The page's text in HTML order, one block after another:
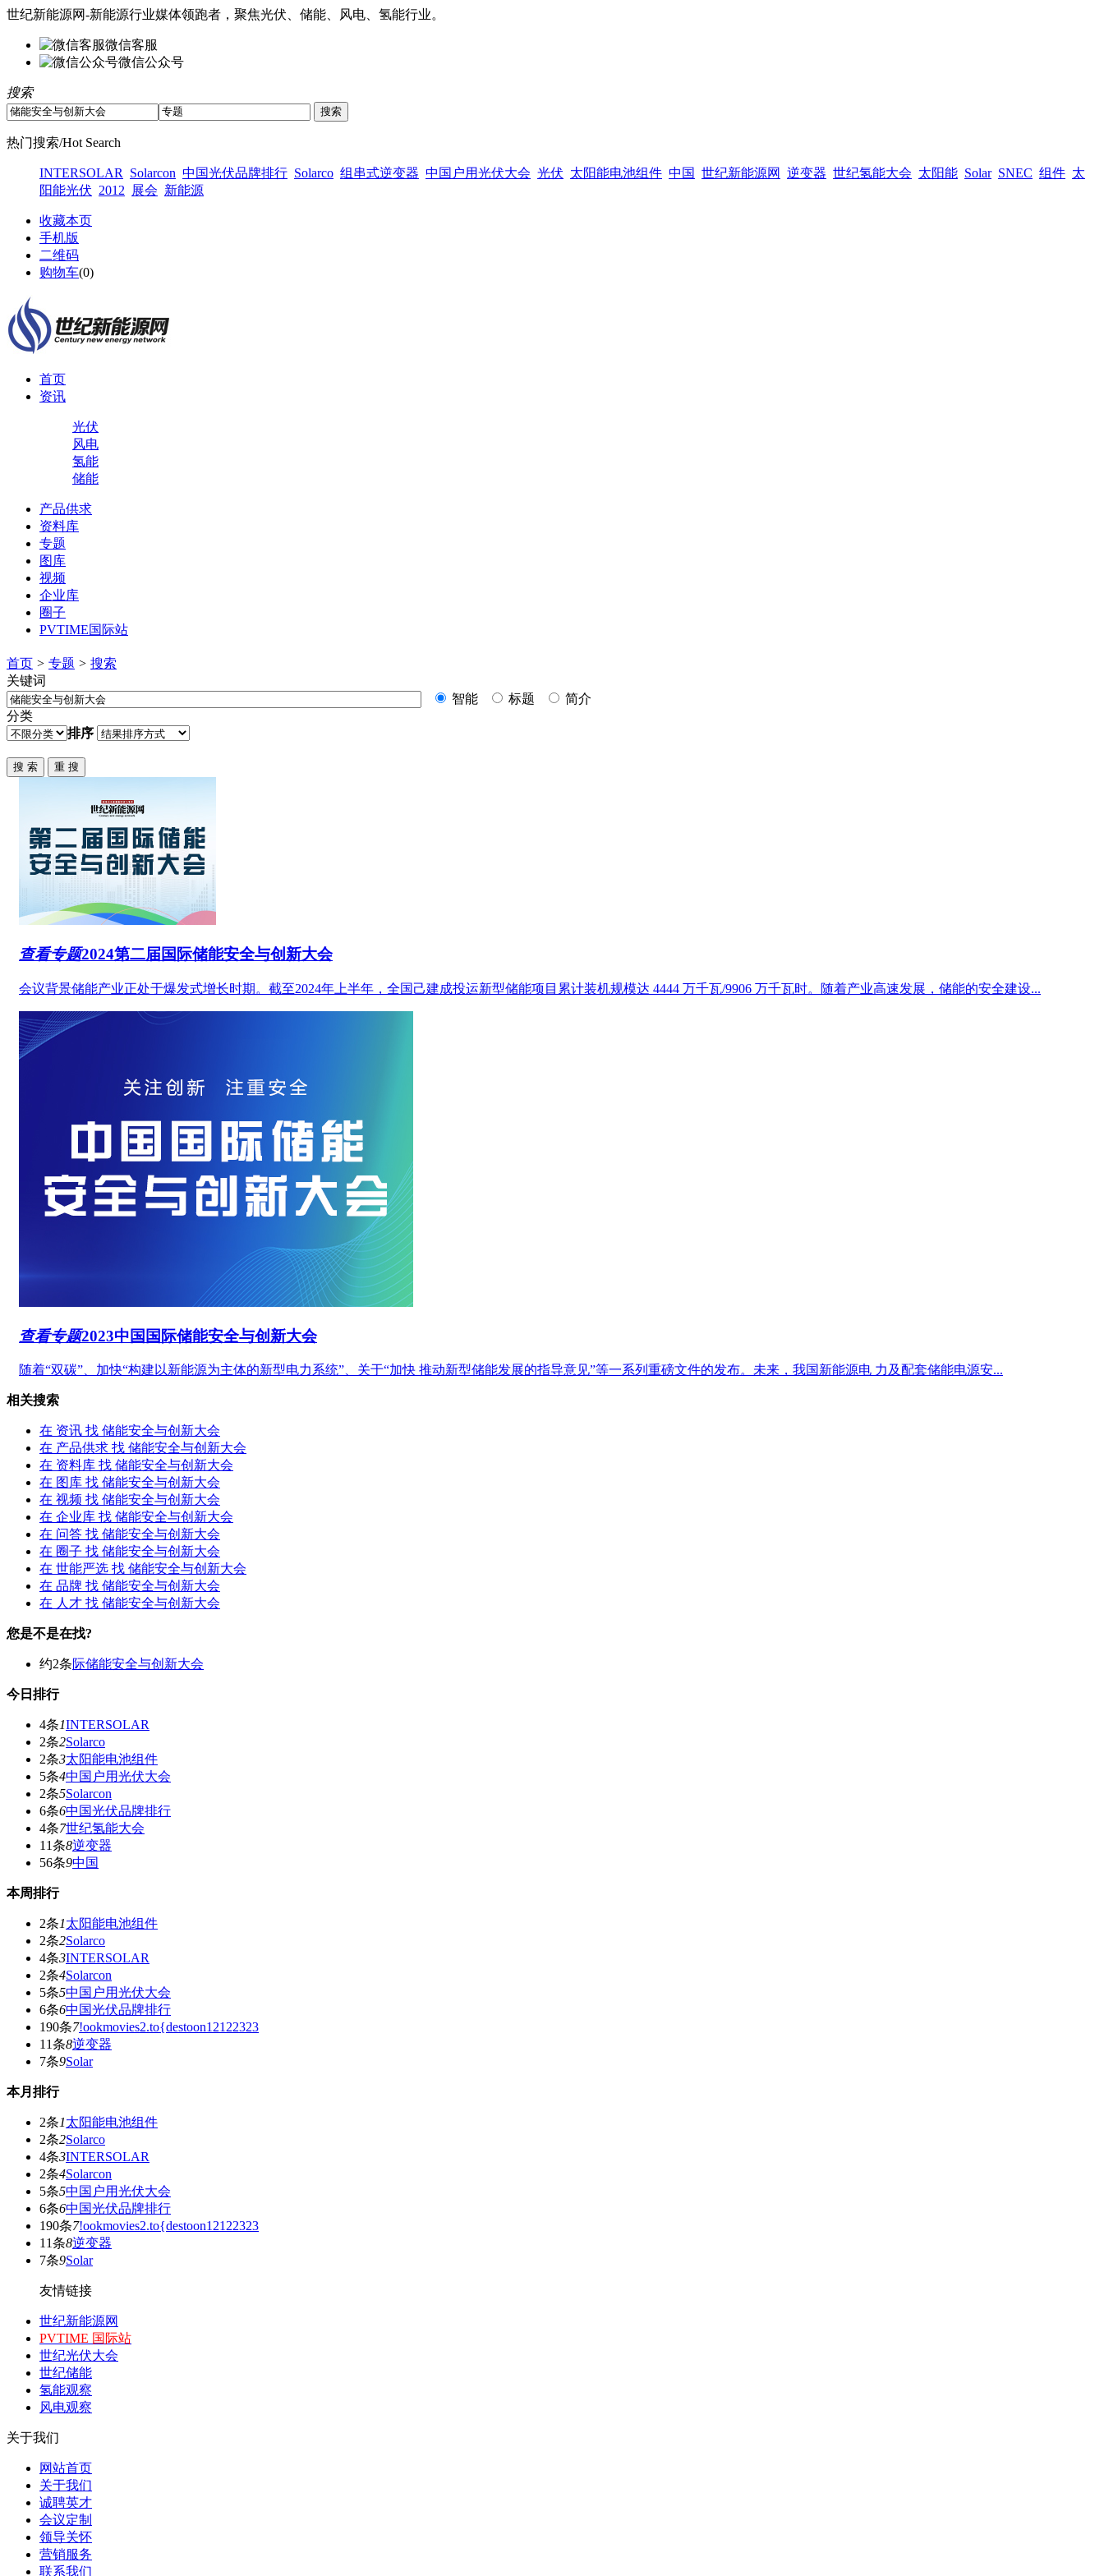
世纪新能源网-新能源行业媒体领跑者，聚焦光伏、储能、风电、氢能行业。
微信客服
微信公众号
搜索
热门搜索/Hot Search
INTERSOLAR Solarcon 中国光伏品牌排行 Solarco 组串式逆变器 中国户用光伏大会 光伏 太阳能电池组件 中国 世纪新能源网 逆变器 世纪氢能大会 太阳能 Solar SNEC 组件 太
阳能光伏 2012 展会 新能源
收藏本页
手机版
二维码
购物车(0)
首页
资讯
光伏
风电
氢能
储能
产品供求
资料库
专题
图库
视频
企业库
圈子
PVTIME国际站
首页 > 专题 > 搜索
关键词
智能
标题
简介
分类
排序
查看专题2024第二届国际储能安全与创新大会
会议背景储能产业正处于爆发式增长时期。截至2024年上半年，全国己建成投运新型储能项目累计装机规模达 4444 万千瓦/9906 万千瓦时。随着产业高速发展，储能的安全建设...
查看专题2023中国国际储能安全与创新大会
随着“双碳”、加快“构建以新能源为主体的新型电力系统”、关于“加快 推动新型储能发展的指导意见”等一系列重磅文件的发布。未来，我国新能源电 力及配套储能电源安...
相关搜索
在 资讯 找 储能安全与创新大会
在 产品供求 找 储能安全与创新大会
在 资料库 找 储能安全与创新大会
在 图库 找 储能安全与创新大会
在 视频 找 储能安全与创新大会
在 企业库 找 储能安全与创新大会
在 问答 找 储能安全与创新大会
在 圈子 找 储能安全与创新大会
在 世能严选 找 储能安全与创新大会
在 品牌 找 储能安全与创新大会
在 人才 找 储能安全与创新大会
您是不是在找?
约2条际储能安全与创新大会
今日排行
4条1INTERSOLAR
2条2Solarco
2条3太阳能电池组件
5条4中国户用光伏大会
2条5Solarcon
6条6中国光伏品牌排行
4条7世纪氢能大会
11条8逆变器
56条9中国
本周排行
2条1太阳能电池组件
2条2Solarco
4条3INTERSOLAR
2条4Solarcon
5条5中国户用光伏大会
6条6中国光伏品牌排行
190条7!ookmovies2.to{destoon12122323
11条8逆变器
7条9Solar
本月排行
2条1太阳能电池组件
2条2Solarco
4条3INTERSOLAR
2条4Solarcon
5条5中国户用光伏大会
6条6中国光伏品牌排行
190条7!ookmovies2.to{destoon12122323
11条8逆变器
7条9Solar
友情链接
世纪新能源网
PVTIME 国际站
世纪光伏大会
世纪储能
氢能观察
风电观察
关于我们
网站首页
关于我们
诚聘英才
会议定制
领导关怀
营销服务
联系我们